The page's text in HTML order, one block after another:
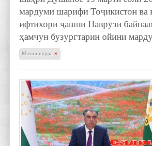
мардуми шарифи Тоҷикистон ва
ифтихори ҷашни Наврӯзи
ҳамчун бузургтарин ойини
Матни пурра»